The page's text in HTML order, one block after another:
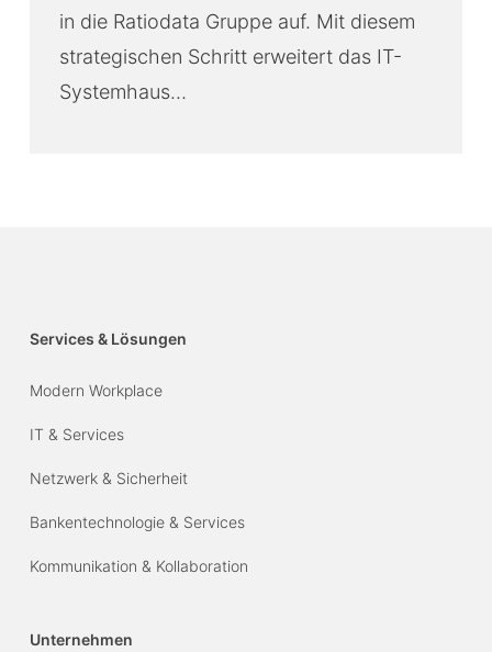
in die Ratiodata Gruppe auf. Mit diesem
strategischen Schritt erweitert das IT-
Systemhaus…
Services & Lösungen
Modern Workplace
IT & Services
Netzwerk & Sicherheit
Bankentechnologie & Services
Kommunikation & Kollaboration
Unternehmen